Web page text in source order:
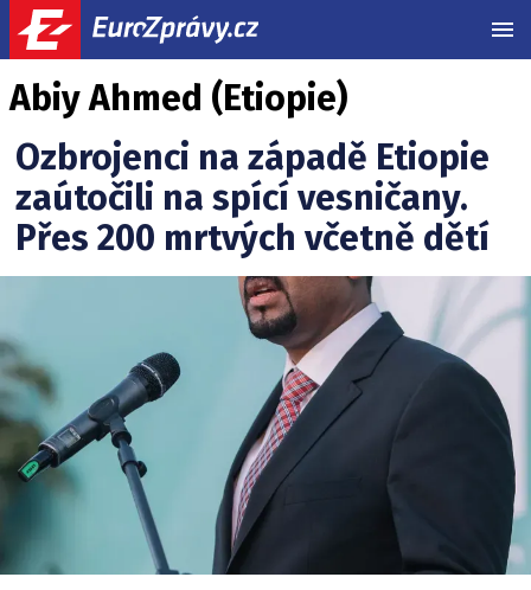
Abiy Ahmed (Etiopie)
Ozbrojenci na západě Etiopie
zaútočili na spící vesničany.
Přes 200 mrtvých včetně dětí